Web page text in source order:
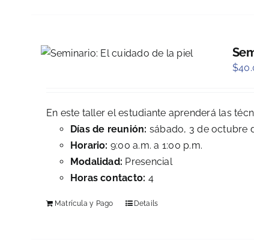
$
En este taller el estudiante aprenderá las
Días de reunión: sábado, 3 de octubre
Horario: 9:00 a.m. a 1:00 p.m.
Modalidad: Presencial
Horas contacto: 4
Matrícula y Pago Details